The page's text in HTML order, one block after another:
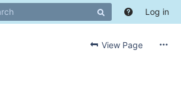
Log in
View Page